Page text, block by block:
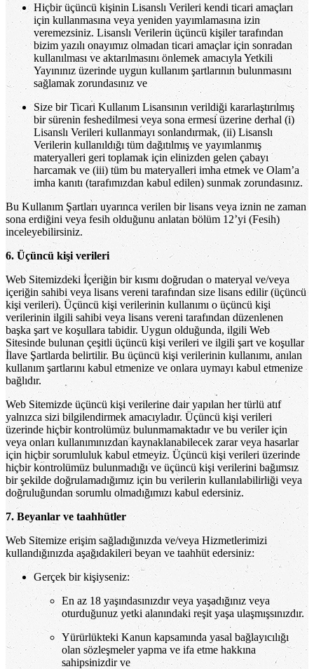
Hiçbir üçüncü kişinin Lisanslı Verileri kendi ticari amaçları
için kullanmasına veya yeniden yayımlamasına izin
veremezsiniz. Lisanslı Verilerin üçüncü kişiler tarafından
bizim yazılı onayımız olmadan ticari amaçlar için sonradan
kullanılması ve aktarılmasını önlemek amacıyla Yetkili
Yayınınız üzerinde uygun kullanım şartlarının bulunmasını
sağlamak zorundasınız ve
Size bir Ticari Kullanım Lisansının verildiği kararlaştırılmış
bir sürenin feshedilmesi veya sona ermesi üzerine derhal (i)
Lisanslı Verileri kullanmayı sonlandırmak, (ii) Lisanslı
Verilerin kullanıldığı tüm dağıtılmış ve yayımlanmış
materyalleri geri toplamak için elinizden gelen çabayı
harcamak ve (iii) tüm bu materyalleri imha etmek ve Olam’a
imha kanıtı (tarafımızdan kabul edilen) sunmak zorundasınız.
Bu Kullanım Şartları uyarınca verilen bir lisans veya iznin ne zaman
sona erdiğini veya fesih olduğunu anlatan bölüm 12’yi (Fesih)
inceleyebilirsiniz.
6. Üçüncü kişi verileri
Web Sitemizdeki İçeriğin bir kısmı doğrudan o materyal ve/veya
içeriğin sahibi veya lisans vereni tarafından size lisans edilir (üçüncü
kişi verileri). Üçüncü kişi verilerinin kullanımı o üçüncü kişi
verilerinin ilgili sahibi veya lisans vereni tarafından düzenlenen
başka şart ve koşullara tabidir. Uygun olduğunda, ilgili Web
Sitesinde bulunan çeşitli üçüncü kişi verileri ve ilgili şart ve koşullar
İlave Şartlarda belirtilir. Bu üçüncü kişi verilerinin kullanımı, anılan
kullanım şartlarını kabul etmenize ve onlara uymayı kabul etmenize
bağlıdır.
Web Sitemizde üçüncü kişi verilerine dair yapılan her türlü atıf
yalnızca sizi bilgilendirmek amacıyladır. Üçüncü kişi verileri
üzerinde hiçbir kontrolümüz bulunmamaktadır ve bu veriler için
veya onları kullanımınızdan kaynaklanabilecek zarar veya hasarlar
için hiçbir sorumluluk kabul etmeyiz. Üçüncü kişi verileri üzerinde
hiçbir kontrolümüz bulunmadığı ve üçüncü kişi verilerini bağımsız
bir şekilde doğrulamadığımız için bu verilerin kullanılabilirliği veya
doğruluğundan sorumlu olmadığımızı kabul edersiniz.
7. Beyanlar ve taahhütler
Web Sitemize erişim sağladığınızda ve/veya Hizmetlerimizi
kullandığınızda aşağıdakileri beyan ve taahhüt edersiniz:
Gerçek bir kişiyseniz:
En az 18 yaşındasınızdır veya yaşadığınız veya
oturduğunuz yetki alanındaki reşit yaşa ulaşmışsınızdır.
Yürürlükteki Kanun kapsamında yasal bağlayıcılığı
olan sözleşmeler yapma ve ifa etme hakkına
sahipsinizdir ve